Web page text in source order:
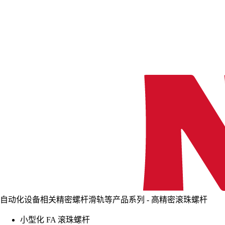
自动化设备相关精密螺杆滑轨等产品系列 - 高精密滚珠螺杆
小型化 FA 滚珠螺杆